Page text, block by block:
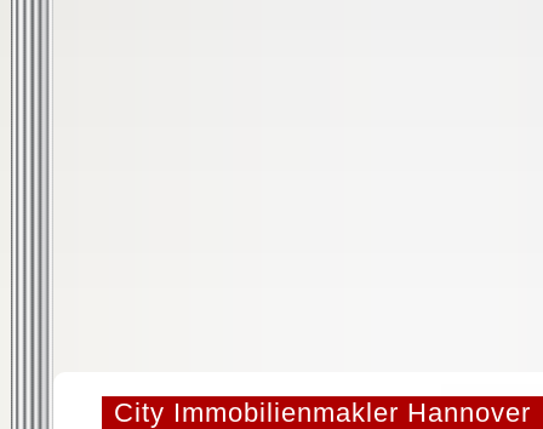
City Immobilienmakler Hannover